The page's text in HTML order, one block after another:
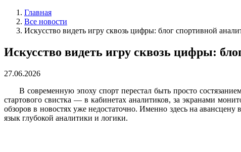
Главная
Все новости
Искусство видеть игру сквозь цифры: блог спортивной
Искусство видеть игру сквозь цифры:
27.06.2026
В современную эпоху спорт перестал быть просто
стартового свистка — в кабинетах аналитиков, за экранами
обзоров в новостях уже недостаточно. Именно здесь на
язык глубокой аналитики и логики.